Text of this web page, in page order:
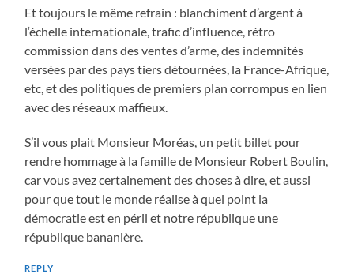
Et toujours le même refrain : blanchiment d’argent à
l‘échelle internationale, trafic d’influence, rétro
commission dans des ventes d’arme, des indemnités
versées par des pays tiers détournées, la France-Afrique,
etc, et des politiques de premiers plan corrompus en lien
avec des réseaux maffieux.
S’il vous plait Monsieur Moréas, un petit billet pour
rendre hommage à la famille de Monsieur Robert Boulin,
car vous avez certainement des choses à dire, et aussi
pour que tout le monde réalise à quel point la
démocratie est en péril et notre république une
république bananière.
REPLY